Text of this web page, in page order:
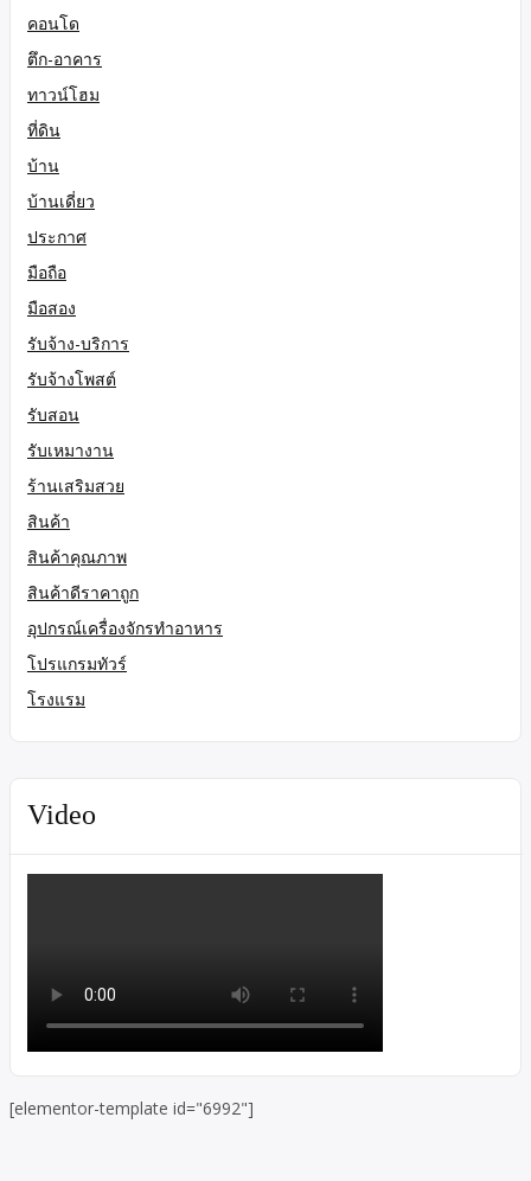
คอนโด
ตึก-อาคาร
ทาวน์โฮม
ที่ดิน
บ้าน
บ้านเดี่ยว
ประกาศ
มือถือ
มือสอง
รับจ้าง-บริการ
รับจ้างโพสต์
รับสอน
รับเหมางาน
ร้านเสริมสวย
สินค้า
สินค้าคุณภาพ
สินค้าดีราคาถูก
อุปกรณ์เครื่องจักรทำอาหาร
โปรแกรมทัวร์
โรงแรม
Video
[elementor-template id="6992"]